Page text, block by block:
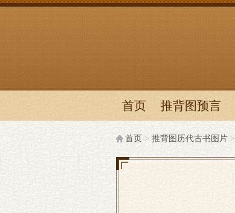
首页 推背图预言
首页 > 推背图历代古书图片 >